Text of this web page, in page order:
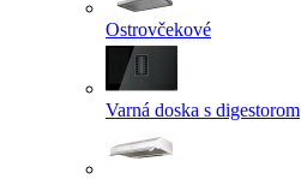
Ostrovčekové
Varná doska s digestorom